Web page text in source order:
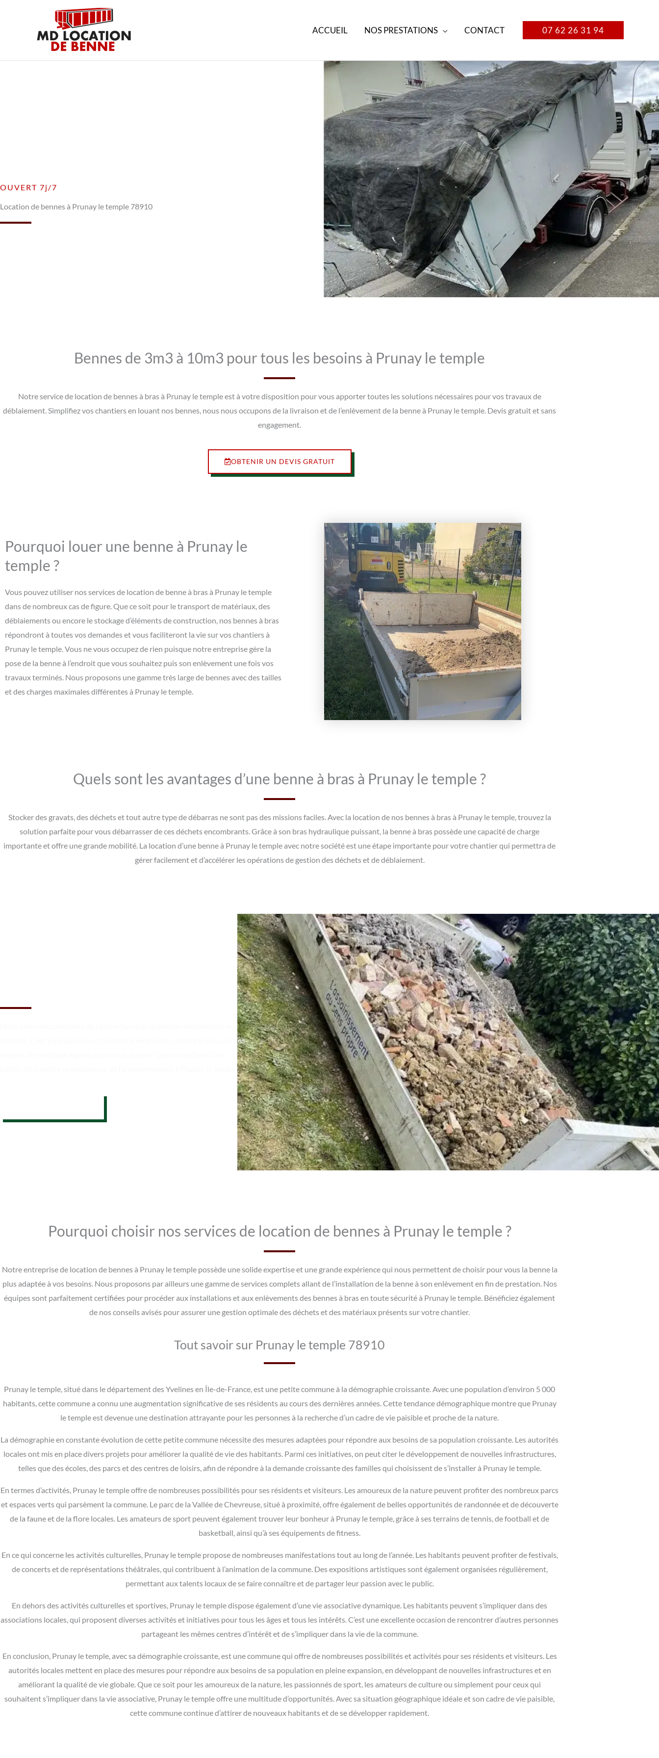
ACCUEIL NOS PRESTATIONS CONTACT 07 62 26 31 94
OUVERT 7j/7
Location de bennes à Prunay le temple 78910
Bennes de 3m3 à 10m3 pour tous les besoins à Prunay le temple
Notre service de location de bennes à bras à Prunay le temple est à votre disposition pour vous apporter toutes les solutions nécessaires pour vos travaux de
déblaiement. Simplifiez vos chantiers en louant nos bennes, nous nous occupons de la livraison et de l’enlèvement de la benne à Prunay le temple. Devis gratuit et sans
engagement.
OBTENIR UN DEVIS GRATUIT
Pourquoi louer une benne à Prunay le
temple ?
Vous pouvez utiliser nos services de location de benne à bras à Prunay le temple
dans de nombreux cas de figure. Que ce soit pour le transport de matériaux, des
déblaiements ou encore le stockage d’éléments de construction, nos bennes à bras
répondront à toutes vos demandes et vous faciliteront la vie sur vos chantiers à
Prunay le temple. Vous ne vous occupez de rien puisque notre entreprise gère la
pose de la benne à l’endroit que vous souhaitez puis son enlèvement une fois vos
travaux terminés. Nous proposons une gamme très large de bennes avec des tailles
et des charges maximales différentes à Prunay le temple.
Quels sont les avantages d’une benne à bras à Prunay le temple ?
Stocker des gravats, des déchets et tout autre type de débarras ne sont pas des missions faciles. Avec la location de nos bennes à bras à Prunay le temple, trouvez la
solution parfaite pour vous débarrasser de ces déchets encombrants. Grâce à son bras hydraulique puissant, la benne à bras possède une capacité de charge
importante et offre une grande mobilité. La location d’une benne à Prunay le temple avec notre société est une étape importante pour votre chantier qui permettra de
gérer facilement et d’accélérer les opérations de gestion des déchets et de déblaiement.
Nous sommes conscients de l’importance de la gestion responsable des
déchets. C’est pourquoi nous travaillons en étroite collaboration avec des
traités de manière respectueuse de l’environnement à Prunay le temple.
Pourquoi choisir nos services de location de bennes à Prunay le temple ?
Notre entreprise de location de bennes à Prunay le temple possède une solide expertise et une grande expérience qui nous permettent de choisir pour vous la benne la
plus adaptée à vos besoins. Nous proposons par ailleurs une gamme de services complets allant de l’installation de la benne à son enlèvement en fin de prestation. Nos
équipes sont parfaitement certifiées pour procéder aux installations et aux enlèvements des bennes à bras en toute sécurité à Prunay le temple. Bénéficiez également
de nos conseils avisés pour assurer une gestion optimale des déchets et des matériaux présents sur votre chantier.
Tout savoir sur Prunay le temple 78910
Prunay le temple, situé dans le département des Yvelines en Île-de-France, est une petite commune à la démographie croissante. Avec une population d’environ 5 000
habitants, cette commune a connu une augmentation significative de ses résidents au cours des dernières années. Cette tendance démographique montre que Prunay
le temple est devenue une destination attrayante pour les personnes à la recherche d’un cadre de vie paisible et proche de la nature.
La démographie en constante évolution de cette petite commune nécessite des mesures adaptées pour répondre aux besoins de sa population croissante. Les autorités
locales ont mis en place divers projets pour améliorer la qualité de vie des habitants. Parmi ces initiatives, on peut citer le développement de nouvelles infrastructures,
telles que des écoles, des parcs et des centres de loisirs, afin de répondre à la demande croissante des familles qui choisissent de s’installer à Prunay le temple.
En termes d’activités, Prunay le temple offre de nombreuses possibilités pour ses résidents et visiteurs. Les amoureux de la nature peuvent profiter des nombreux parcs
et espaces verts qui parsèment la commune. Le parc de la Vallée de Chevreuse, situé à proximité, offre également de belles opportunités de randonnée et de découverte
de la faune et de la flore locales. Les amateurs de sport peuvent également trouver leur bonheur à Prunay le temple, grâce à ses terrains de tennis, de football et de
basketball, ainsi qu’à ses équipements de fitness.
En ce qui concerne les activités culturelles, Prunay le temple propose de nombreuses manifestations tout au long de l’année. Les habitants peuvent profiter de festivals,
de concerts et de représentations théâtrales, qui contribuent à l’animation de la commune. Des expositions artistiques sont également organisées régulièrement,
permettant aux talents locaux de se faire connaître et de partager leur passion avec le public.
En dehors des activités culturelles et sportives, Prunay le temple dispose également d’une vie associative dynamique. Les habitants peuvent s’impliquer dans des
associations locales, qui proposent diverses activités et initiatives pour tous les âges et tous les intérêts. C’est une excellente occasion de rencontrer d’autres personnes
partageant les mêmes centres d’intérêt et de s’impliquer dans la vie de la commune.
En conclusion, Prunay le temple, avec sa démographie croissante, est une commune qui offre de nombreuses possibilités et activités pour ses résidents et visiteurs. Les
autorités locales mettent en place des mesures pour répondre aux besoins de sa population en pleine expansion, en développant de nouvelles infrastructures et en
améliorant la qualité de vie globale. Que ce soit pour les amoureux de la nature, les passionnés de sport, les amateurs de culture ou simplement pour ceux qui
souhaitent s’impliquer dans la vie associative, Prunay le temple offre une multitude d’opportunités. Avec sa situation géographique idéale et son cadre de vie paisible,
cette commune continue d’attirer de nouveaux habitants et de se développer rapidement.